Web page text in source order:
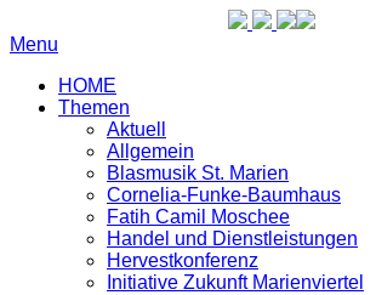
Menu
HOME
Themen
Aktuell
Allgemein
Blasmusik St. Marien
Cornelia-Funke-Baumhaus
Fatih Camil Moschee
Handel und Dienstleistungen
Hervestkonferenz
Initiative Zukunft Marienviertel